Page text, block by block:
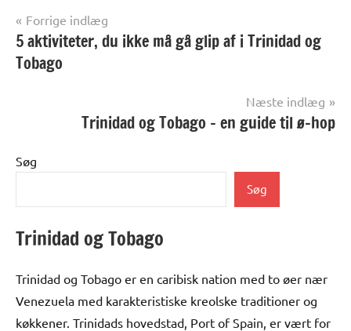
Indlægsnavigation
Forrige indlæg
5 aktiviteter, du ikke må gå glip af i Trinidad og
Tobago
Næste indlæg
Trinidad og Tobago – en guide til ø-hop
Søg
Søg
Trinidad og Tobago
Trinidad og Tobago er en caribisk nation med to øer nær
Venezuela med karakteristiske kreolske traditioner og
køkkener. Trinidads hovedstad, Port of Spain, er vært for